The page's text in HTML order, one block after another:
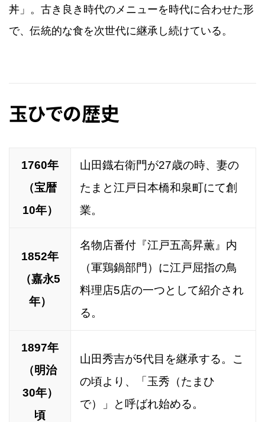
丼」。古き良き時代のメニューを時代に合わせた形
で、伝統的な食を次世代に継承し続けている。
玉ひでの歴史
1760年
（宝暦
10年）
山田鐡右衛門が27歳の時、妻の
たまと江戸日本橋和泉町にて創
業。
1852年
（嘉永5
年）
名物店番付『江戸五高昇薫』内
（軍鶏鍋部門）に江戸屈指の鳥
料理店5店の一つとして紹介され
る。
1897年
（明治
30年）
頃
山田秀吉が5代目を継承する。こ
の頃より、「玉秀（たまひ
で）」と呼ばれ始める。